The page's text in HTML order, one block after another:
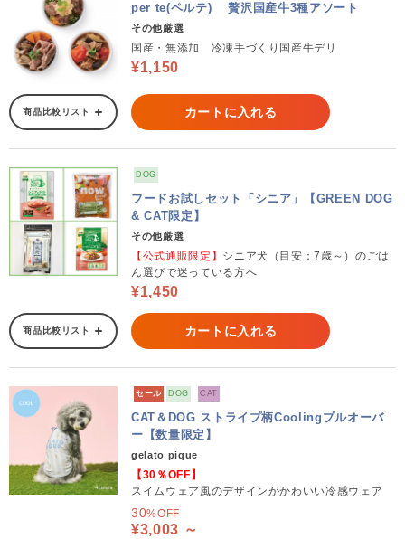
per te(ペルテ) 贅沢国産牛3種アソート
その他厳選
国産・無添加 冷凍手づくり国産牛デリ
¥1,150
商品比較リスト カートに入れる
DOG
フードお試しセット「シニア」【GREEN DOG
& CAT限定】
その他厳選
【公式通販限定】 シニア犬（目安：7歳～）のごは
ん選びで迷っている方へ
¥1,450
商品比較リスト カートに入れる
セール DOG CAT
CAT＆DOG ストライプ柄Coolingプルオーバ
ー【数量限定】
gelato pique
【30％OFF】
スイムウェア風のデザインがかわいい冷感ウェア
30%OFF
¥3,003 ～